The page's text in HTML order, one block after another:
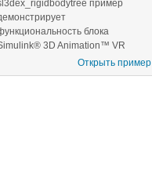
пример
блока
3D Animation™ VR
Открыть пример